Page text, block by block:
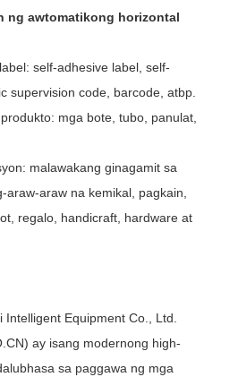
ng awtomatikong horizontal
self-adhesive label, self-
supervision code, barcode, atbp.
mga bote, tubo, panulat,
malawakang ginagamit sa
araw na kemikal, pagkain,
regalo, handicraft, hardware at
Equipment Co., Ltd.
ay isang modernong high-
sa paggawa ng mga